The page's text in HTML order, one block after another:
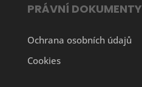
PRÁVNÍ DOKUMENTY
Ochrana osobních údajů
Cookies